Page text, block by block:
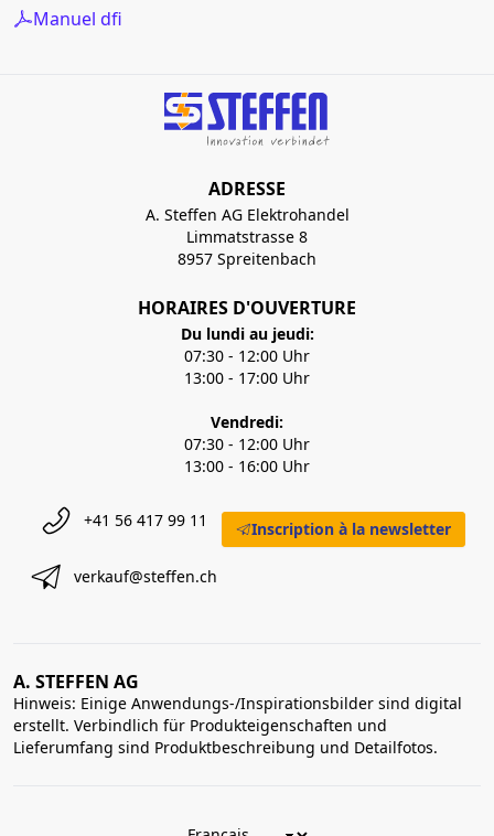
Manuel dfi
ADRESSE
A. Steffen AG Elektrohandel
Limmatstrasse 8
8957 Spreitenbach
HORAIRES D'OUVERTURE
Du lundi au jeudi:
07:30 - 12:00 Uhr
13:00 - 17:00 Uhr
Vendredi:
07:30 - 12:00 Uhr
13:00 - 16:00 Uhr
+41 56 417 99 11
verkauf@steffen.ch
Inscription à la newsletter
A. STEFFEN AG
Hinweis: Einige Anwendungs-/Inspirationsbilder sind digital
erstellt. Verbindlich für Produkteigenschaften und
Lieferumfang sind Produktbeschreibung und Detailfotos.